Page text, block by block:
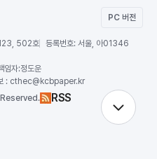
PC 버전
502호 등록번호: 서울, 아01346
임자:정도운
: cthec@kcbpaper.kr
RSS